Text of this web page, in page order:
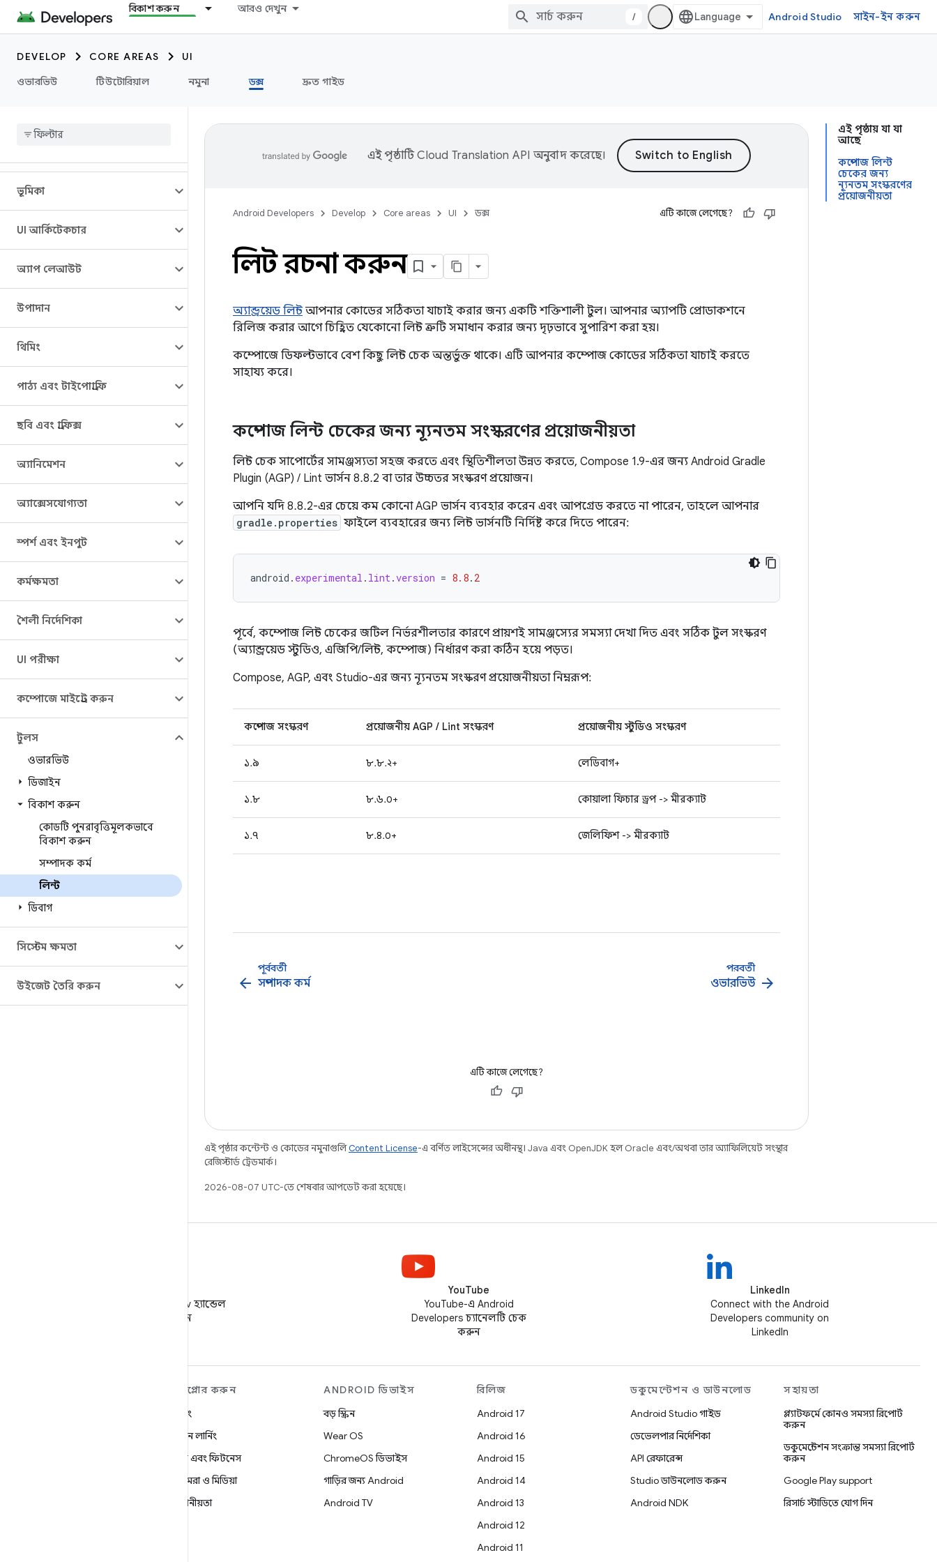
বিকাশ করুন আরও দেখুন
/ Android Studio সাইন-ইন করুন
DEVELOP CORE AREAS
UI
ওভারভিউ
টিউটোরিয়াল নমুনা ডক্স দ্রুত গাইড
ভূমিকা
UI আর্কিটেকচার
অ্যাপ লেআউট
উপাদান
থিমিং
পাঠ্য এবং টাইপোগ্রাফি
ছবি এবং গ্রাফিক্স
অ্যানিমেশন
অ্যাক্সেসযোগ্যতা
স্পর্শ এবং ইনপুট
কর্মক্ষমতা
শৈলী নির্দেশিকা
UI পরীক্ষা
কম্পোজে মাইগ্রেট করুন
টুলস
ওভারভিউ
ডিজাইন
বিকাশ করুন
কোডটি পুনরাবৃত্তিমূলকভাবে
বিকাশ করুন
সম্পাদক কর্ম
লিন্ট
ডিবাগ
সিস্টেম ক্ষমতা
উইজেট তৈরি করুন
এই পৃষ্ঠায় যা যা
আছে
কম্পোজ লিন্ট
চেকের জন্য
ন্যূনতম সংস্করণের
প্রয়োজনীয়তা
এই পৃষ্ঠাটিCloud Translation API অনুবাদ করেছে।
Android Developers Develop Core areas UI ডক্স এটি কাজে লেগেছে?
লিন্ট রচনা করুন
অ্যান্ড্রয়েড লিন্ট আপনার কোডের সঠিকতা যাচাই করার জন্য একটি শক্তিশালী টুল। আপনার অ্যাপটি প্রোডাকশনে
রিলিজ করার আগে চিহ্নিত যেকোনো লিন্ট ত্রুটি সমাধান করার জন্য দৃঢ়ভাবে সুপারিশ করা হয়।
কম্পোজে ডিফল্টভাবে বেশ কিছু লিন্ট চেক অন্তর্ভুক্ত থাকে। এটি আপনার কম্পোজ কোডের সঠিকতা যাচাই করতে
সাহায্য করে।
কম্পোজ লিন্ট চেকের জন্য ন্যূনতম সংস্করণের প্রয়োজনীয়তা
লিন্ট চেক সাপোর্টের সামঞ্জস্যতা সহজ করতে এবং স্থিতিশীলতা উন্নত করতে, Compose 1.9-এর জন্য Android Gradle
Plugin (AGP) / Lint ভার্সন 8.8.2 বা তার উচ্চতর সংস্করণ প্রয়োজন।
আপনি যদি 8.8.2-এর চেয়ে কম কোনো AGP ভার্সন ব্যবহার করেন এবং আপগ্রেড করতে না পারেন, তাহলে আপনার
gradle.properties ফাইলে ব্যবহারের জন্য লিন্ট ভার্সনটি নির্দিষ্ট করে দিতে পারেন:
android . experimental . lint.version = 8.8. 2
পূর্বে, কম্পোজ লিন্ট চেকের জটিল নির্ভরশীলতার কারণে প্রায়শই সামঞ্জস্যের সমস্যা দেখা দিত এবং সঠিক টুল সংস্করণ
(অ্যান্ড্রয়েড স্টুডিও, এজিপি/লিন্ট, কম্পোজ) নির্ধারণ করা কঠিন হয়ে পড়ত।
Compose, AGP, এবং Studio-এর জন্য ন্যূনতম সংস্করণ প্রয়োজনীয়তা নিম্নরূপ:
কম্পোজ সংস্করণ প্রয়োজনীয় AGP / Lint সংস্করণ প্রয়োজনীয় স্টুডিও সংস্করণ
১.৯ ৮.৮.২+ লেডিবাগ+
১.৮ ৮.৬.০+ কোয়ালা ফিচার ড্রপ -> মীরক্যাট
১.৭ ৮.৪.০+ জেলিফিশ -> মীরক্যাট
পূর্ববর্তী
arrow_back সম্পাদক কর্ম
পরবর্তী
ওভারভিউ arrow_forward
এটি কাজে লেগেছে?
এই পৃষ্ঠার কন্টেন্ট ও কোডের নমুনাগুলিContent License-এ বর্ণিত লাইসেন্সের অধীনস্থ। Java এবং OpenJDK হল Oracle এবং/অথবা তার অ্যাফিলিয়েট সংস্থার
রেজিস্টার্ড ট্রেডমার্ক।
2026-08-07 UTC-তে শেষবার আপডেট করা হয়েছে।
X-এ @AndroidDev হ্যান্ডেল
ফলো করুন
YouTube
YouTube-এ Android
Developers চ্যানেলটি চেক
করুন
LinkedIn
Connect with the Android
Developers community on
LinkedIn
এক্সপ্লোর করুন
গেমিং
মেশিন লার্নিং
স্বাস্থ্য এবং ফিটনেস
ক্যামেরা ও মিডিয়া
গোপনীয়তা
ANDROID ডিভাইস
বড় স্ক্রিন
Wear OS
ChromeOS ডিভাইস
গাড়ির জন্য Android
Android TV
রিলিজ
Android 17
Android 16
Android 15
Android 14
Android 13
Android 12
Android 11
ডকুমেন্টেশন ও ডাউনলোড
Android Studio গাইড
ডেভেলপার নির্দেশিকা
API রেফারেন্স
Studio ডাউনলোড করুন
Android NDK
সহায়তা
প্ল্যাটফর্মে কোনও সমস্যা রিপোর্ট
করুন
ডকুমেন্টেশন সংক্রান্ত সমস্যা রিপোর্ট
করুন
Google Play support
রিসার্চ স্টাডিতে যোগ দিন